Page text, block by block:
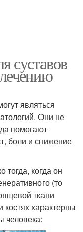
суставов
являться
Они не
помогают
боли и снижение
тогда, когда он
(то
ткани
характерны
человека: